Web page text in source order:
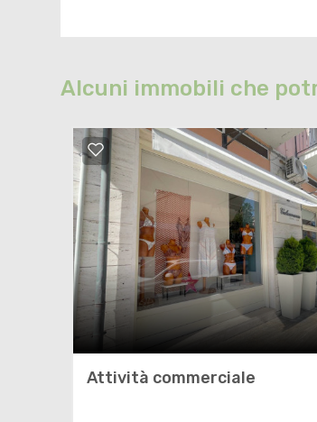
Alcuni immobili che
Attività commerciale